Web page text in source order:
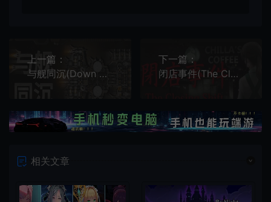
上一篇：
与舰同沉(Down with the Ship)科幻战略自走棋游戏
下一篇：
闭店事件(The Closing Shift)日式恐怖游戏
相关文章